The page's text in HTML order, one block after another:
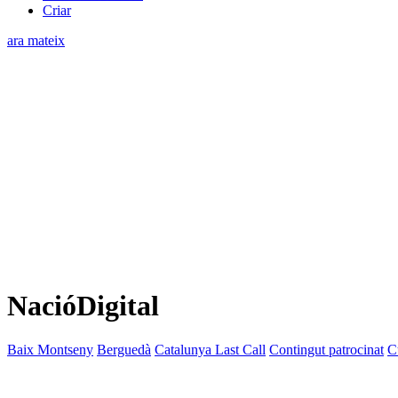
Criar
ara mateix
NacióDigital
Baix Montseny Berguedà Catalunya Last Call Contingut patrocinat